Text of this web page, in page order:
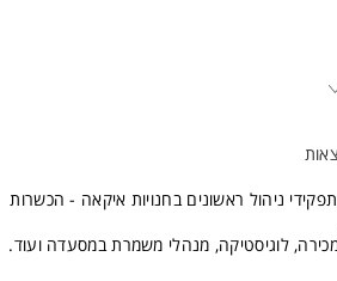
ניהול ראשונים בחנויות איקאה - הכשרות
לוגיסטיקה, מנהלי משמרת במסעדה ועוד.